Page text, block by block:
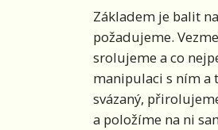
Základem je balit
požadujeme.
srolujeme a co
manipulaci s ním a
svázaný,
a položíme na ni